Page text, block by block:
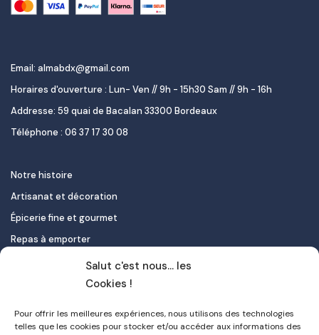
Salut c'est nous... les
Cookies !
Pour offrir les meilleures expériences, nous utilisons des technologies
telles que les cookies pour stocker et/ou accéder aux informations des
Email: almabdx@gmail.com
Horaires d'ouverture : Lun- Ven // 9h - 15h30 Sam // 9h - 16h
Addresse: 59 quai de Bacalan 33300 Bordeaux
Téléphone : 06 37 17 30 08
Notre histoire
Artisanat et décoration
Épicerie fine et gourmet
Repas à emporter
Le pastel de nata
Contact